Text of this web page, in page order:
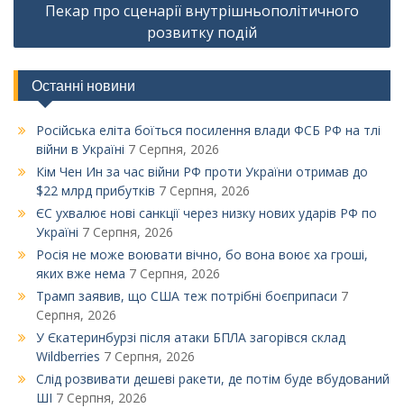
Пекар про сценарії внутрішньополітичного
розвитку подій
Останні новини
Російська еліта боїться посилення влади ФСБ РФ на тлі
війни в Україні 7 Серпня, 2026
Кім Чен Ин за час війни РФ проти України отримав до
$22 млрд прибутків 7 Серпня, 2026
ЄС ухвалює нові санкції через низку нових ударів РФ по
Україні 7 Серпня, 2026
Росія не може воювати вічно, бо вона воює ха гроші,
яких вже нема 7 Серпня, 2026
Трамп заявив, що США теж потрібні боєприпаси 7
Серпня, 2026
У Єкатеринбурзі після атаки БПЛА загорівся склад
Wildberries 7 Серпня, 2026
Слід розвивати дешеві ракети, де потім буде вбудований
ШІ 7 Серпня, 2026